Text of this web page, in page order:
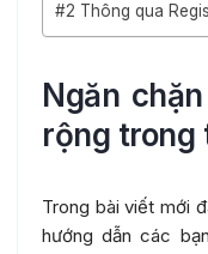
#2 Thông qua
Ngăn
rộng trong
Trong bài viết mới
hướng dẫn các bạn